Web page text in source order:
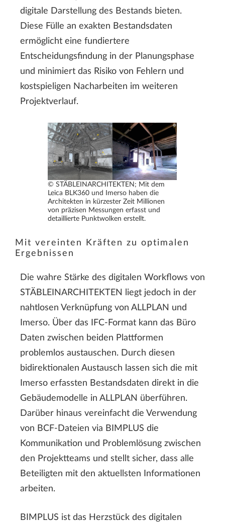
digitale Darstellung des Bestands bieten.
Diese Fülle an exakten Bestandsdaten
ermöglicht eine fundiertere
Entscheidungsfindung in der Planungsphase
und minimiert das Risiko von Fehlern und
kostspieligen Nacharbeiten im weiteren
Projektverlauf.
© STÄBLEINARCHITEKTEN; Mit dem
Leica BLK360 und Imerso haben die
Architekten in kürzester Zeit Millionen
von präzisen Messungen erfasst und
detaillierte Punktwolken erstellt.
Mit vereinten Kräften zu optimalen
Ergebnissen
Die wahre Stärke des digitalen Workflows von
STÄBLEINARCHITEKTEN liegt jedoch in der
nahtlosen Verknüpfung von ALLPLAN und
Imerso. Über das IFC-Format kann das Büro
Daten zwischen beiden Plattformen
problemlos austauschen. Durch diesen
bidirektionalen Austausch lassen sich die mit
Imerso erfassten Bestandsdaten direkt in die
Gebäudemodelle in ALLPLAN überführen.
Darüber hinaus vereinfacht die Verwendung
von BCF-Dateien via BIMPLUS die
Kommunikation und Problemlösung zwischen
den Projektteams und stellt sicher, dass alle
Beteiligten mit den aktuellsten Informationen
arbeiten.
BIMPLUS ist das Herzstück des digitalen